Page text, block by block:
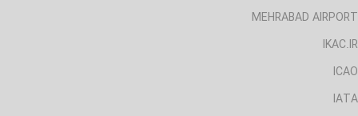
MEHRABAD AIRPORT
IKAC.IR
ICAO
IATA